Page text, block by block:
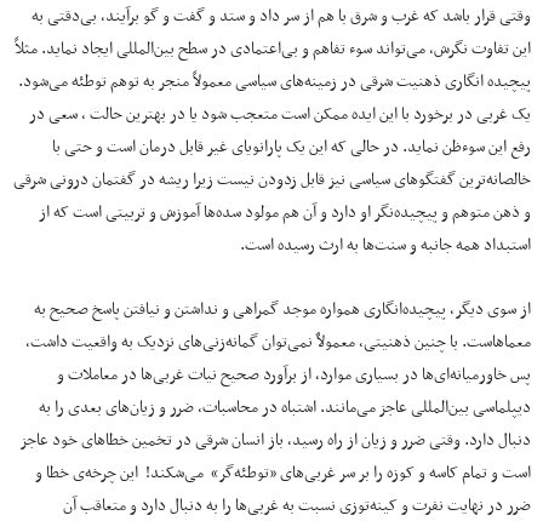
وقتی قرار باشد که غرب و شرق با هم از سر داد و ستد و گفت و گو برآیند، بی‌دقتی به
این تفاوت نگرش، می‌تواند سوء تفاهم و بی‌اعتمادی در سطح بین‌المللی ایجاد نماید. مثلاً
پیچیده انگاری ذهنیت شرقی در زمینه‌های سیاسی معمولاً منجر به توهم توطئه می‌شود.
یک غربی در برخورد با این ایده ممکن است متعجب شود یا در بهترین حالت ، سعی در
رفع این سوءظن نماید. در حالی که این یک پارانویای غیر قابل درمان است و حتی با
خالصانه‌ترین گفتگوهای سیاسی نیز قابل زدودن نیست زیرا ریشه در گفتمان درونی شرقی
و ذهن متوهم و پیچیده‌نگر او دارد و آن هم مولود سده‌ها آموزش و تربیتی است که از
استبداد همه جانبه و سنت‌ها به ارث رسیده است.
از سوی دیگر، پیچیده‌انگاری همواره موجد گمراهی و نداشتن و نیافتن پاسخ صحیح به
معماهاست. با چنین ذهنیتی، معمولاٌ نمی‌توان گمانه‌زنی‌های نزدیک به واقعیت داشت،
پس خاورمیانه‌ای‌ها در بسیاری موارد، از برآورد صحیح نیات غربی‌ها در معاملات و
دیپلماسی بین‌المللی عاجز می‌مانند. اشتباه در محاسبات، ضرر و زیان‌های بعدی را به
دنبال دارد. وقتی ضرر و زیان از راه رسید، باز انسان شرقی در تخمین خطاهای خود عاجز
است و تمام کاسه و کوزه را بر سر غربی‌های «توطئه‌گر» می‌شکند! این چرخه‌ی خطا و
ضرر در نهایت نفرت و کینه‌توزی نسبت به غربی‌ها را به دنبال دارد و متعاقب آن